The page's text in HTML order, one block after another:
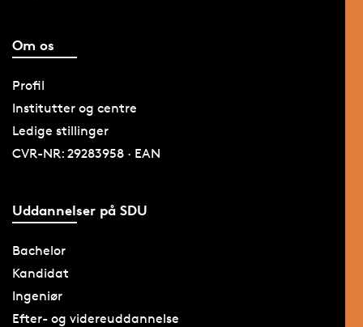
Om os
Profil
Institutter og centre
Ledige stillinger
CVR-NR: 29283958 · EAN
Uddannelser på SDU
Bachelor
Kandidat
Ingeniør
Efter- og videreuddannelse